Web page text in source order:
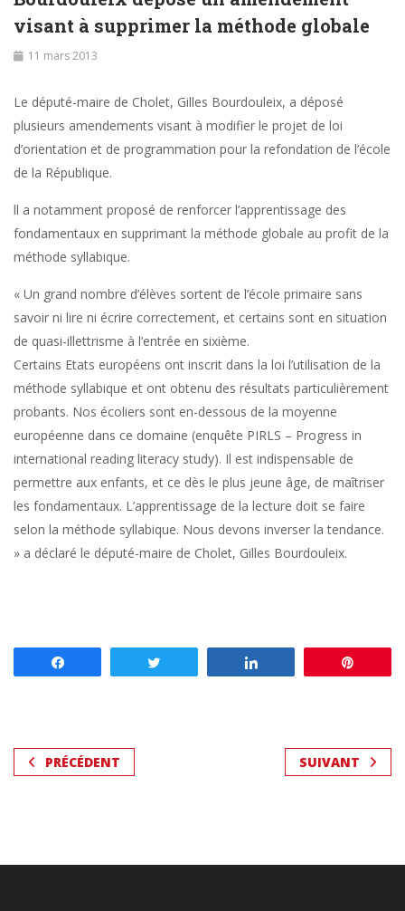
visant à supprimer la méthode globale
11 mars 2013
Le député-maire de Cholet, Gilles Bourdouleix, a déposé
plusieurs amendements visant à modifier le projet de loi
d’orientation et de programmation pour la refondation de l’école
de la République.
ll a notamment proposé de renforcer l’apprentissage des
fondamentaux en supprimant la méthode globale au profit de la
méthode syllabique.
« Un grand nombre d’élèves sortent de l’école primaire sans
savoir ni lire ni écrire correctement, et certains sont en situation
de quasi-illettrisme à l’entrée en sixième.
Certains Etats européens ont inscrit dans la loi l’utilisation de la
méthode syllabique et ont obtenu des résultats particulièrement
probants. Nos écoliers sont en-dessous de la moyenne
européenne dans ce domaine (enquête PIRLS – Progress in
international reading literacy study). Il est indispensable de
permettre aux enfants, et ce dès le plus jeune âge, de maîtriser
les fondamentaux. L’apprentissage de la lecture doit se faire
selon la méthode syllabique. Nous devons inverser la tendance.
» a déclaré le député-maire de Cholet, Gilles Bourdouleix.
PRÉCÉDENT SUIVANT